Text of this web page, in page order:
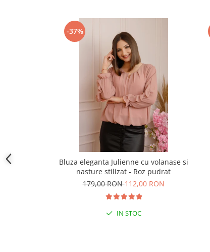
-37%
Bluza eleganta Julienne cu volanase si
nasture stilizat - Roz pudrat
179,00 RON112,00 RON
IN STOC